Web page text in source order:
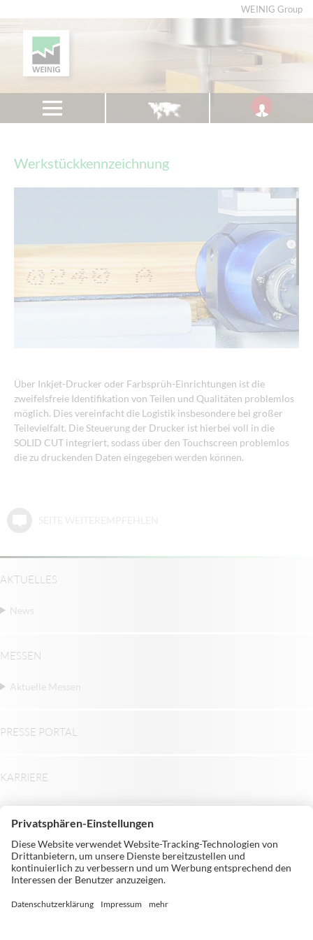
WEINIG Group
Werkstückkennzeichnung
Über Inkjet-Drucker oder Farbsprüh-Einrichtungen ist die
zweifelsfreie Identifikation von Teilen und Qualitäten problemlos
möglich. Dies vereinfacht die Logistik insbesondere bei großer
Teilevielfalt. Die Steuerung der Drucker ist hierbei voll in die
SOLID CUT integriert, sodass über den Touchscreen problemlos
die zu druckenden Daten eingegeben werden können.
AKTUELLES
News
MESSEN
Aktuelle Messen
PRESSE PORTAL
KARRIERE